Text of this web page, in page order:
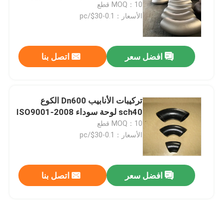
MOQ：10 قطع
الأسعار：0.1-30$/pc
افضل سعر اتصل بنا
تركيبات الأنابيب Dn600 الكوع
sch40 لوحة سوداء ISO9001-2008
MOQ：10 قطع
الأسعار：0.1-30$/pc
افضل سعر اتصل بنا